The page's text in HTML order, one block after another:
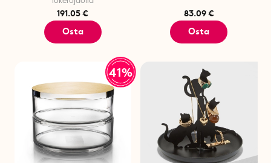
191.05 €
Osta
83.09 €
Osta
41%